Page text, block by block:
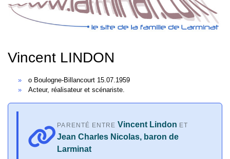
Vincent LINDON
o Boulogne-Billancourt 15.07.1959
Acteur, réalisateur et scénariste.
PARENTÉ ENTRE Vincent Lindon ET
Jean Charles Nicolas, baron de
Larminat